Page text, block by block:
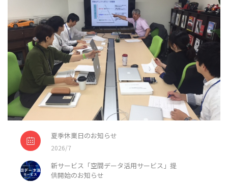
夏季休業日のお知らせ
2026/7
新サービス「空間データ活用サービス」提
供開始のお知らせ